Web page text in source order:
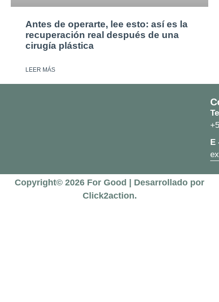
Antes de operarte, lee esto: así es la
recuperación real después de una
cirugía plástica
LEER MÁS
E
Copyright© 2026 For Good | Desarrollado por
Click2action.